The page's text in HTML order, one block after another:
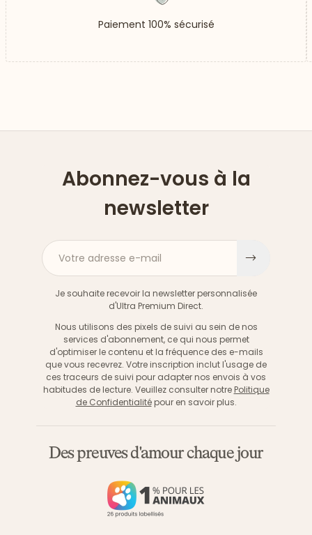
Paiement 100% sécurisé
Abonnez-vous à la
newsletter
Votre adresse e-mail
Je souhaite recevoir la newsletter personnalisée
d'Ultra Premium Direct.
Nous utilisons des pixels de suivi au sein de nos
services d'abonnement, ce qui nous permet
d'optimiser le contenu et la fréquence des e-mails
que vous recevrez. Votre inscription inclut l'usage de
ces traceurs de suivi pour adapter nos envois à vos
habitudes de lecture. Veuillez consulter notre Politique
de Confidentialitépour en savoir plus.
Des preuves d'amour chaque jour